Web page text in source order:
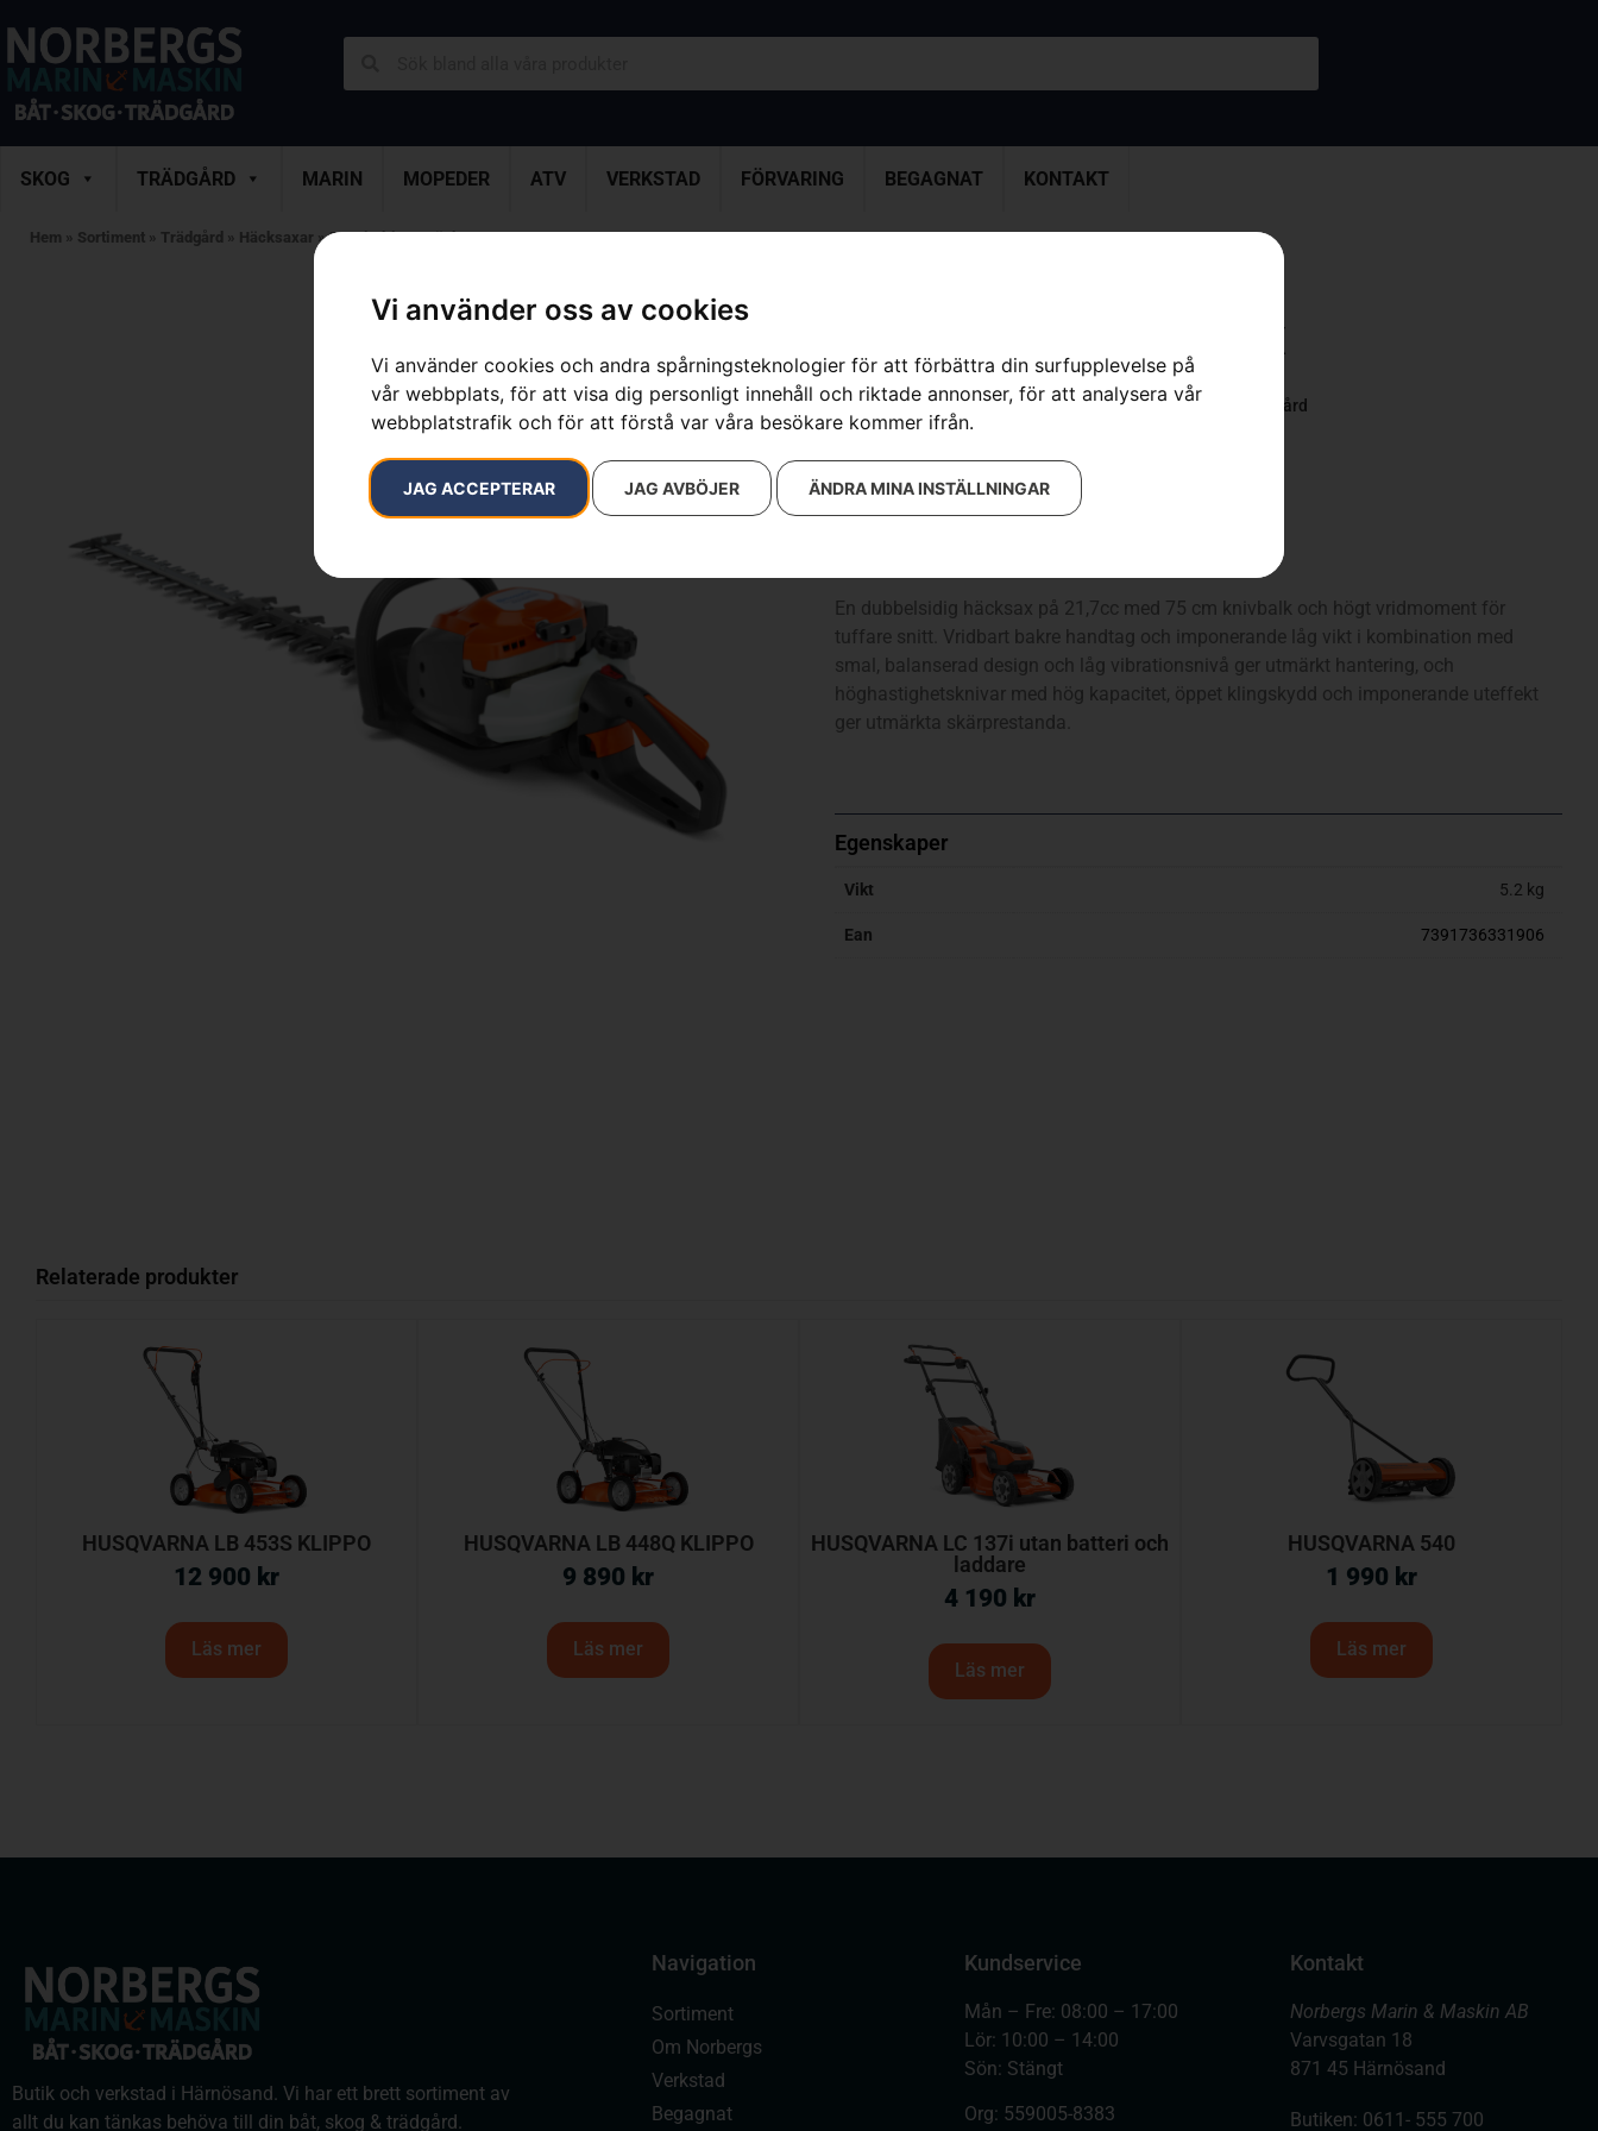
Vi använder oss av cookies
Vi använder cookies och andra spårningsteknologier för att förbättra din surfupplevelse på
vår webbplats, för att visa dig personligt innehåll och riktade annonser, för att analysera vår
webbplatstrafik och för att förstå var våra besökare kommer ifrån.
JAG ACCEPTERAR JAG AVBÖJER ÄNDRA MINA INSTÄLLNINGAR
SKOG TRÄDGÅRD MARIN MOPEDER ATV VERKSTAD FÖRVARING BEGAGNAT KONTAKT
Hem » Sortiment » Trädgård » Häcksaxar »Bensindrivna Häcksaxar»HUSQVARNA 522HDR75X
HUSQVARNA 522HDR75X
Kategorier:
Bensindrivna Häcksaxar,Häcksaxar
Trädgård
Varumärke: Husqvarna
9 990kr
En dubbelsidig häcksax på 21,7cc med 75 cm knivbalk och högt vridmoment för
tuffare snitt. Vridbart bakre handtag och imponerande låg vikt i kombination med
smal, balanserad design och låg vibrationsnivå ger utmärkt hantering, och
höghastighetsknivar med hög kapacitet, öppet klingskydd och imponerande uteffekt
ger utmärkta skärprestanda.
Egenskaper
Vikt 5.2 kg
Ean 7391736331906
Relaterade produkter
HUSQVARNA LB 453S KLIPPO
12 900 kr
Läs mer
HUSQVARNA LB 448Q KLIPPO
9 890 kr
Läs mer
HUSQVARNA LC 137i utan batteri och
laddare
4 190 kr
Läs mer
HUSQVARNA 540
1 990 kr
Läs mer
Butik och verkstad i Härnösand. Vi har ett brett sortiment av
allt du kan tänkas behöva till din båt, skog & trädgård.
Navigation
Sortiment
Om Norbergs
Verkstad
Begagnat
Kundservice
Mån – Fre: 08:00 – 17:00
Lör: 10:00 – 14:00
Sön: Stängt
Org: 559005-8383
Kontakt
Norbergs Marin & Maskin AB
Varvsgatan 18
871 45 Härnösand
Butiken: 0611- 555 700